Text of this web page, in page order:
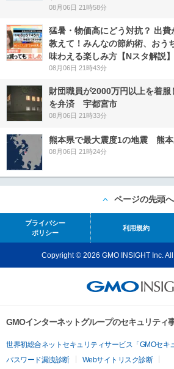
08月06日 21時58分
猛暑・物価高にどう対抗？ 出
教えて！みんなの節約術、おう
味わえる楽しみ方【Nスタ解説】
08月06日 21時43分
財団職員が2000万円以上を着
を弁済 宇都宮市
08月06日 21時33分
熊本県で最大震度1の地震 熊
08月06日 21時24分
ページの先頭へ
プライバシー
ポリシー
利用規約
Copyright © 2026 GMO INSIGHT Inc.
GMOインターネットグループのセキュリティ
世界初総合ネットセキュリティサービス「GMOセキ
パスワード漏洩診断
Webサイトリスク診断